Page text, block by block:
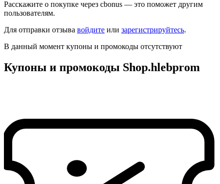
Расскажите о покупке через cbonus — это поможет другим
пользователям.
Для отправки отзыва войдите или зарегистрируйтесь.
В данный момент купоны и промокоды отсутствуют
Купоны и промокоды Shop.hlebprom